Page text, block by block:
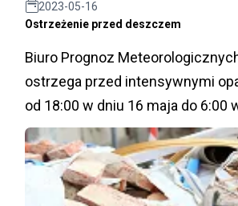
2023-05-16
Ostrzeżenie przed deszczem
Biuro Prognoz
ostrzega przed intensywnymi
od 18:00 w dniu 16 maja do 6:00